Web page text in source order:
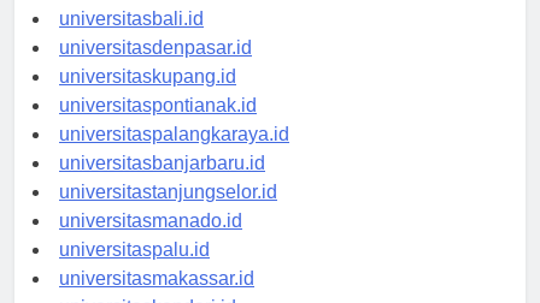
universitasbanten.id
universitasbali.id
universitasdenpasar.id
universitaskupang.id
universitaspontianak.id
universitaspalangkaraya.id
universitasbanjarbaru.id
universitastanjungselor.id
universitasmanado.id
universitaspalu.id